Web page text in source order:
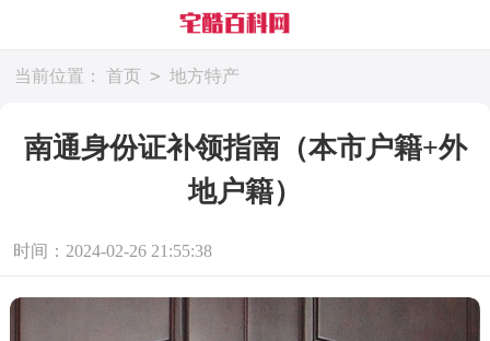
当前位置： 首页 > 地方特产
南通身份证补领指南（本市户籍+外
地户籍）
时间：2024-02-26 21:55:38